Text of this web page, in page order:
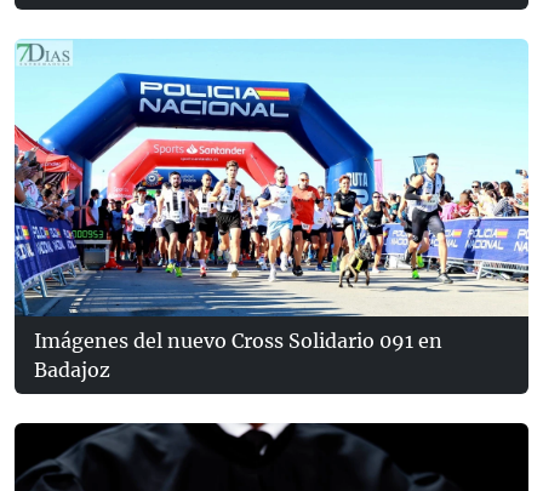
Imágenes del nuevo Cross Solidario 091 en
Badajoz